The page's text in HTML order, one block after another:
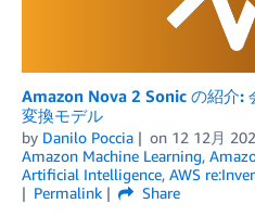
Amazon Nova 2 Sonic の紹介:
変換モデル
by Danilo Poccia on 12 12月
Amazon Machine Learning,
Artificial Intelligence, AWS
Permalink
Share